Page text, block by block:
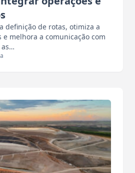
definição de rotas, otimiza a
e melhora a comunicação com